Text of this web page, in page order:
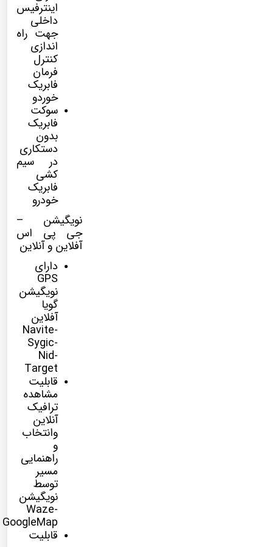
اینترفیس
داخلی
جهت راه
اندازی
کنترل
فرمان
فابریک
خوردو
سوکت
فابریک
بدون
دستکاری
در سیم
کشی
فابریک
خودرو
نویگیشن –
جی پی اس
آفلاین و آنلاین
دارای
GPS
نویگیشن
گویا
آفلاین
Navite-
Sygic-
Nid-
Target
قابلیت
مشاهده
ترافیک
آنلاین
وانتخاب
و
راهنمایی
مسیر
توسط
نویگیشن
Waze-
GoogleMap
قابلیت